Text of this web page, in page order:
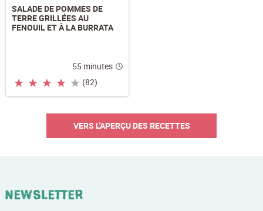
SALADE DE POMMES DE
TERRE GRILLÉES AU
FENOUIL ET À LA BURRATA
55 minutes
★ ★ ★ ★ ★ (82)
VERS L'APERÇU DES RECETTES
Newsletter